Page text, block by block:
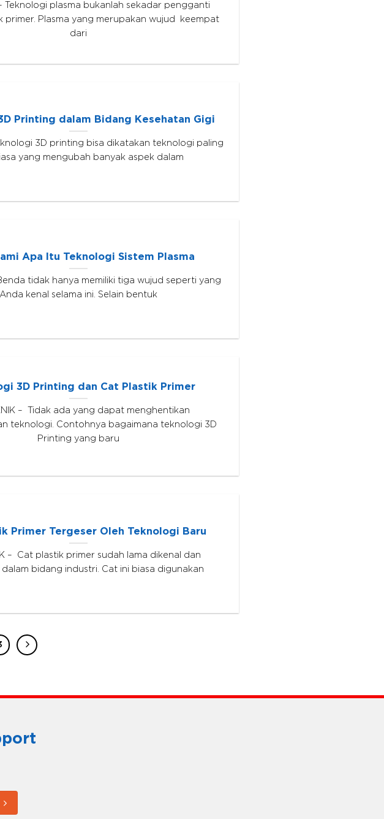
Teknologi plasma bukanlah sekadar pengganti
primer. Plasma yang merupakan wujud keempat
dari
Printing dalam Bidang Kesehatan Gigi
3D printing bisa dikatakan teknologi paling
yang mengubah banyak aspek dalam
Apa Itu Teknologi Sistem Plasma
tidak hanya memiliki tiga wujud seperti yang
Anda kenal selama ini. Selain bentuk
3D Printing dan Cat Plastik Primer
– Tidak ada yang dapat menghentikan
teknologi. Contohnya bagaimana teknologi 3D
Printing yang baru
Primer Tergeser Oleh Teknologi Baru
– Cat plastik primer sudah lama dikenal dan
bidang industri. Cat ini biasa digunakan